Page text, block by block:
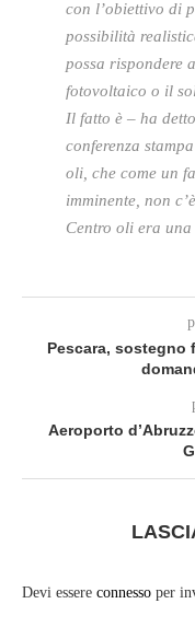
con l’obiettivo di
possibilità
possa rispondere
fotovoltaico o il
Il fatto è – ha
conferenza
oli, che come un
imminente, non
Centro oli era una
Pescara, sostegno
Aeroporto
Devi essere connesso per